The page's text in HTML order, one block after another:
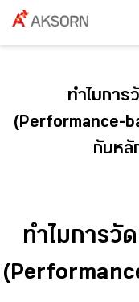
ทำไมการ
(Performance-
กับหลั
ทำไมการวั